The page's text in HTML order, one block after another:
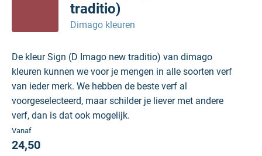
traditio)
Dimago kleuren
De kleur Sign (D Imago new traditio) van dimago
kleuren kunnen we voor je mengen in alle soorten verf
van ieder merk. We hebben de beste verf al
voorgeselecteerd, maar schilder je liever met andere
verf, dan is dat ook mogelijk.
Vanaf
24,50